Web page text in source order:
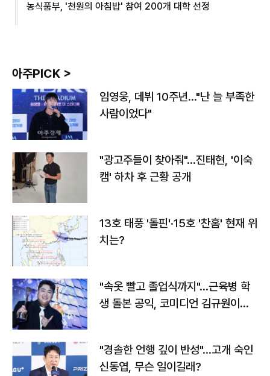
농식품부, '천원의 아침밥' 참여 200개 대학 선정
아주PICK >
임영웅, 데뷔 10주년…"난 늘 부족한
사람이었다"
"광고주들이 찾아줘"…진태현, '이숙
캠' 하차 후 근황 공개
13호 태풍 '돌핀'·15호 '찬홈' 현재 위
치는?
"속옷 빨고 졸업식까지"…근육병 학
생 돌본 공익, 코미디언 김규원이었
"경솔한 언행 깊이 반성"…고개 숙인
신동엽, 무슨 일이길래?